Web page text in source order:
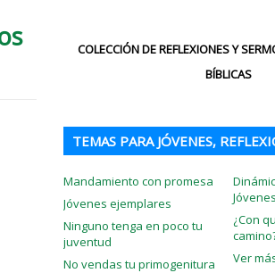
COLECCIÓN DE REFLEXIONES Y
BÍBLICAS
TEMAS PARA JÓVENES,
Mandamiento con promesa
Jóvenes ejemplares
¿Con
Ninguno tenga en poco tu
juventud
Ver
No vendas tu primogenitura